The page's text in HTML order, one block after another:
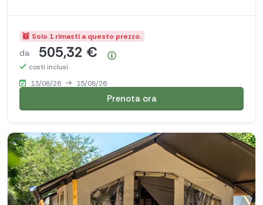
Solo 1 rimasti a questo prezzo.
da 505,32 €
costi inclusi
13/08/26
15/08/26
Prenota ora